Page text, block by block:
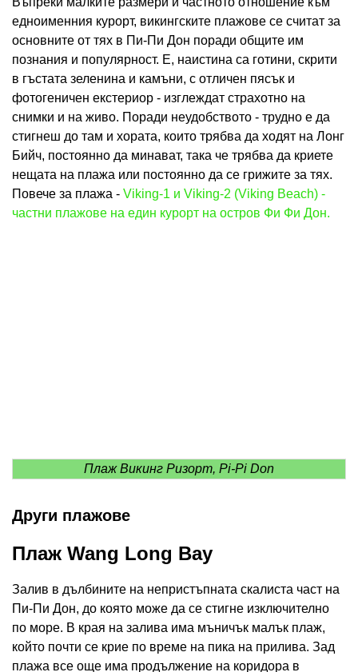
едноименния курорт, викингските плажове се считат за
основните от тях в Пи-Пи Дон поради общите им
познания и популярност. Е, наистина са готини, скрити
в гъстата зеленина и камъни, с отличен пясък и
фотогеничен екстериор - изглеждат страхотно на
снимки и на живо. Поради неудобството - трудно е да
стигнеш до там и хората, които трябва да ходят на Лонг
Бийч, постоянно да минават, така че трябва да криете
нещата на плажа или постоянно да се грижите за тях.
Повече за плажа - Viking-1 и Viking-2 (Viking Beach) -
частни плажове на един курорт на остров Фи Фи Дон.
Плаж Викинг Ризорт, Pi-Pi Don
Други плажове
Плаж Wang Long Bay
Залив в дълбините на непристъпната скалиста част на
Пи-Пи Дон, до която може да се стигне изключително
по море. В края на залива има мъничък малък плаж,
който почти се крие по време на пика на прилива. Зад
плажа все още има продължение на коридора в